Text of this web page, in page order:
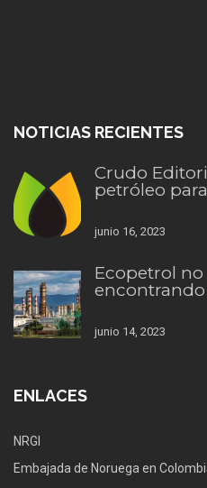
NOTICIAS RECIENTES
Crudo
petróleo
junio 16, 2023
Ecopetrol
junio 14, 2023
ENLACES
NRGI
Embajada de Noruega en